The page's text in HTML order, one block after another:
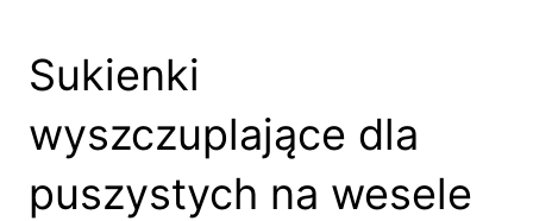
Sukienki
wyszczuplające dla
puszystych na wesele